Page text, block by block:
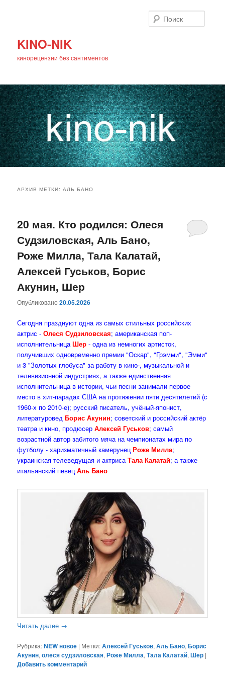
KINO-NIK
кинорецензии без сантиментов
основному
содержимому
дополнительному
содержимому
АРХИВ МЕТКИ:АЛЬ БАНО
20 мая. Кто родился: Олеся
Судзиловская, Аль Бано,
Роже Милла, Тала Калатай,
Алексей Гуськов, Борис
Акунин, Шер
Опубликовано20.05.2026
Сегодня празднуют одна из самых стильных российских
актрис -Олеся Судзиловская; американская поп-
исполнительница Шер - одна из немногих артисток,
получивших одновременно премии "Оскар", "Грэмми", "Эмми"
и 3 "Золотых глобуса" за работу в кино-, музыкальной и
телевизионной индустриях, а также единственная
исполнительница в истории, чьи песни занимали первое
место в хит-парадах США на протяжении пяти десятилетий (с
1960-х по 2010-е); русский писатель, учёный-японист,
литературоведБорис Акунин; советский и российский актёр
театра и кино, продюсерАлексей Гуськов; самый
возрастной автор забитого мяча на чемпионатах мира по
футболу - харизматичный камерунецРоже Милла;
украинская телеведущая и актрисаТала Калатай; а также
итальянский певец Аль Бано
Читать далее →
Рубрика:NEW новое | Метки:Алексей Гуськов,Аль Бано,Борис
Акунин,олеся судзиловская,Роже Милла,Тала Калатай,Шер |
Добавить комментарий